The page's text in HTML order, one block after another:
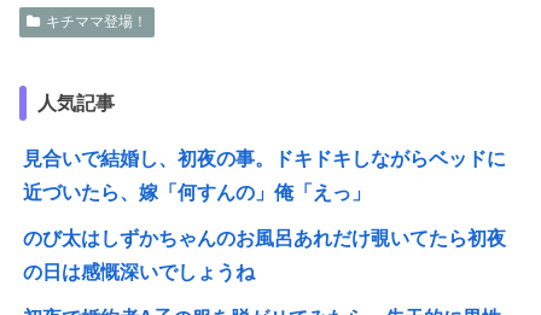
キチママ登場！
人気記事
見合いで結婚し、初夜の事。ドキドキしながらベッドに
近づいたら、嫁「何すんの」俺「えっ」
のび太はしずかちゃんのお風呂あれだけ覗いてたら初夜
の日は感慨深いでしょうね